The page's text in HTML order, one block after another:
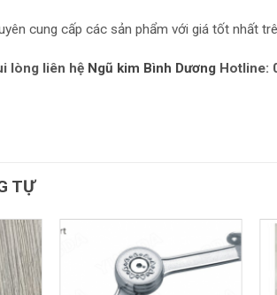
cung cấp các sản phẩm với giá tốt nhất
lòng liên hệ Ngũ kim Bình Dương Hotline:
TỰ